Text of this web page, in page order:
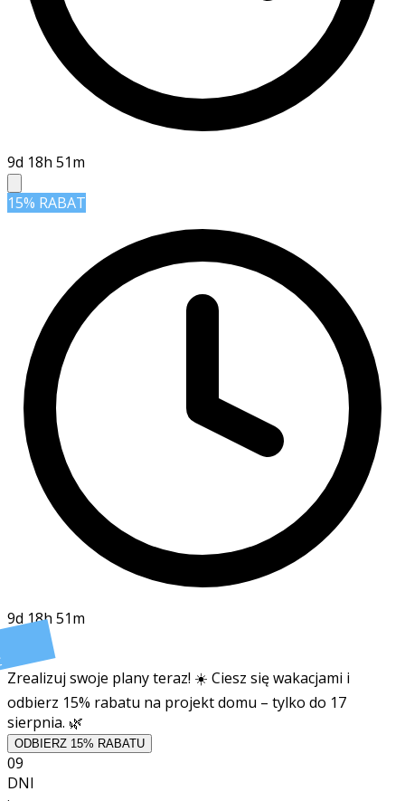
9d 18h 51m
15% RABAT
9d 18h 51m
Zrealizuj swoje plany teraz! ☀️ Ciesz się wakacjami i
odbierz 15% rabatu na projekt domu – tylko do 17
sierpnia. 🌿
ODBIERZ 15% RABATU
09
DNI